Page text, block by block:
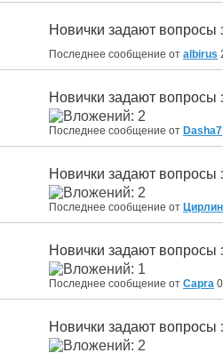
Новички задают вопросы
Последнее сообщение от albirus
Новички задают вопросы
Последнее сообщение от Dasha7
Новички задают вопросы
Последнее сообщение от
Новички задают вопросы
Последнее сообщение от Capra
Новички задают вопросы